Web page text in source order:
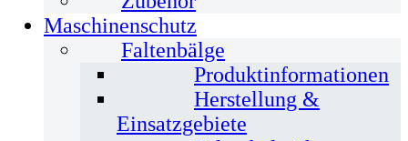
Maschinenschutz
Faltenbälge
Produktinformationen
Herstellung &
Einsatzgebiete